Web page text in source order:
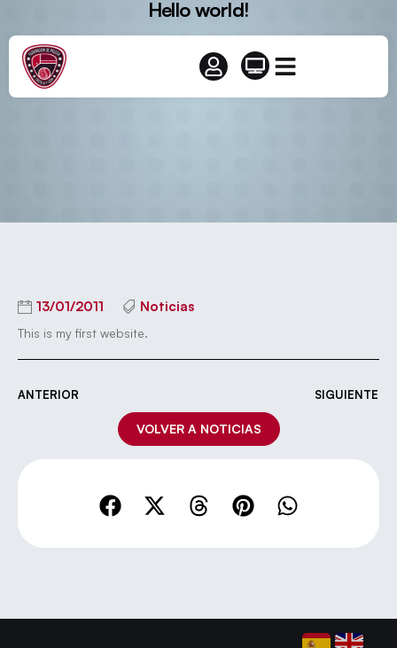
Hello world!
13/01/2011 Noticias
This is my first website.
ANTERIOR SIGUIENTE
VOLVER A NOTICIAS